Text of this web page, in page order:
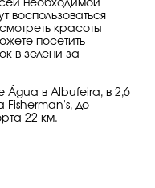
необходимой
воспользоваться
красоты
посетить
в зелени за
Água в Albufeira, в 2,6
Fisherman's, до
22 км.